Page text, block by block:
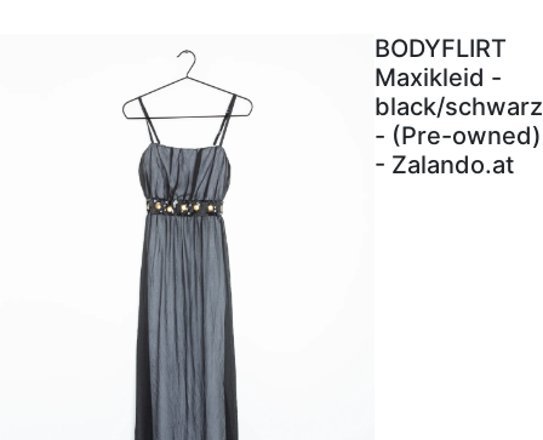
BODYFLIRT
Maxikleid -
black/schwarz
- (Pre-owned)
- Zalando.at